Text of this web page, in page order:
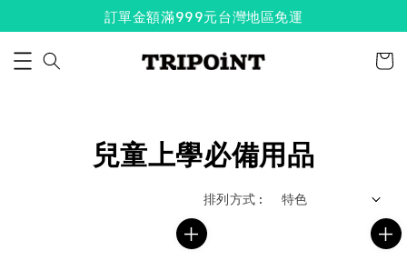
訂單金額滿999元台灣地區免運
兒童上學必備用品
排列方式 :